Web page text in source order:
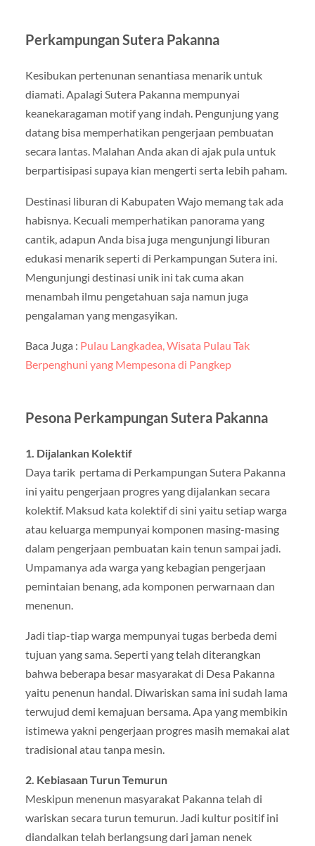
Perkampungan Sutera Pakanna
Kesibukan pertenunan senantiasa menarik untuk
diamati. Apalagi Sutera Pakanna mempunyai
keanekaragaman motif yang indah. Pengunjung yang
datang bisa memperhatikan pengerjaan pembuatan
secara lantas. Malahan Anda akan di ajak pula untuk
berpartisipasi supaya kian mengerti serta lebih paham.
Destinasi liburan di Kabupaten Wajo memang tak ada
habisnya. Kecuali memperhatikan panorama yang
cantik, adapun Anda bisa juga mengunjungi liburan
edukasi menarik seperti di Perkampungan Sutera ini.
Mengunjungi destinasi unik ini tak cuma akan
menambah ilmu pengetahuan saja namun juga
pengalaman yang mengasyikan.
Baca Juga : Pulau Langkadea, Wisata Pulau Tak
Berpenghuni yang Mempesona di Pangkep
Pesona Perkampungan Sutera Pakanna
1. Dijalankan Kolektif
Daya tarik pertama di Perkampungan Sutera Pakanna
ini yaitu pengerjaan progres yang dijalankan secara
kolektif. Maksud kata kolektif di sini yaitu setiap warga
atau keluarga mempunyai komponen masing-masing
dalam pengerjaan pembuatan kain tenun sampai jadi.
Umpamanya ada warga yang kebagian pengerjaan
pemintaian benang, ada komponen perwarnaan dan
menenun.
Jadi tiap-tiap warga mempunyai tugas berbeda demi
tujuan yang sama. Seperti yang telah diterangkan
bahwa beberapa besar masyarakat di Desa Pakanna
yaitu penenun handal. Diwariskan sama ini sudah lama
terwujud demi kemajuan bersama. Apa yang membikin
istimewa yakni pengerjaan progres masih memakai alat
tradisional atau tanpa mesin.
2. Kebiasaan Turun Temurun
Meskipun menenun masyarakat Pakanna telah di
wariskan secara turun temurun. Jadi kultur positif ini
diandalkan telah berlangsung dari jaman nenek